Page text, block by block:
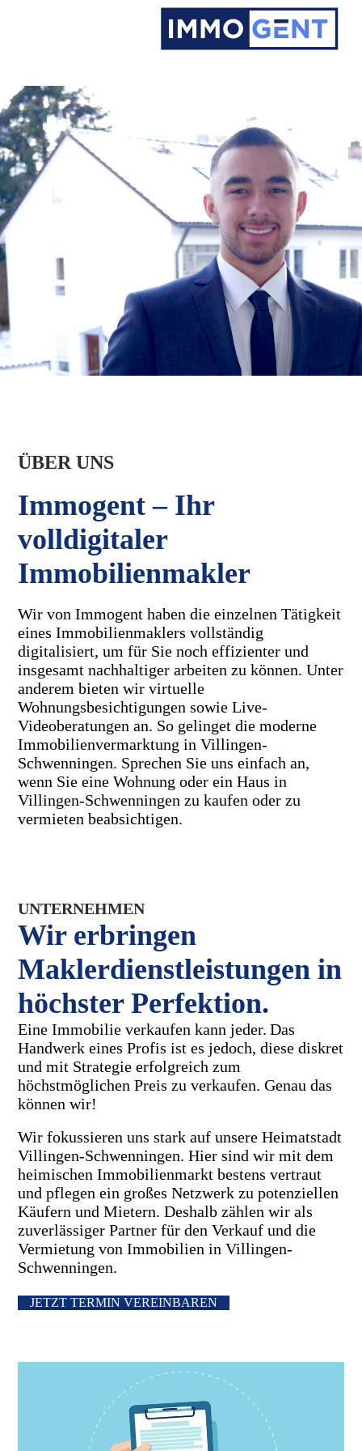
ÜBER UNS
Immogent – Ihr
volldigitaler
Immobilienmakler
Wir von Immogent haben die einzelnen Tätigkeit
eines Immobilienmaklers vollständig
digitalisiert, um für Sie noch effizienter und
insgesamt nachhaltiger arbeiten zu können. Unter
anderem bieten wir virtuelle
Wohnungsbesichtigungen sowie Live-
Videoberatungen an. So gelinget die moderne
Immobilienvermarktung in Villingen-
Schwenningen. Sprechen Sie uns einfach an,
wenn Sie eine Wohnung oder ein Haus in
Villingen-Schwenningen zu kaufen oder zu
vermieten beabsichtigen.
UNTERNEHMEN
Wir erbringen
Maklerdienstleistungen in
höchster Perfektion.
Eine Immobilie verkaufen kann jeder. Das
Handwerk eines Profis ist es jedoch, diese diskret
und mit Strategie erfolgreich zum
höchstmöglichen Preis zu verkaufen. Genau das
können wir!
Wir fokussieren uns stark auf unsere Heimatstadt
Villingen-Schwenningen. Hier sind wir mit dem
heimischen Immobilienmarkt bestens vertraut
und pflegen ein großes Netzwerk zu potenziellen
Käufern und Mietern. Deshalb zählen wir als
zuverlässiger Partner für den Verkauf und die
Vermietung von Immobilien in Villingen-
Schwenningen.
JETZT TERMIN VEREINBAREN